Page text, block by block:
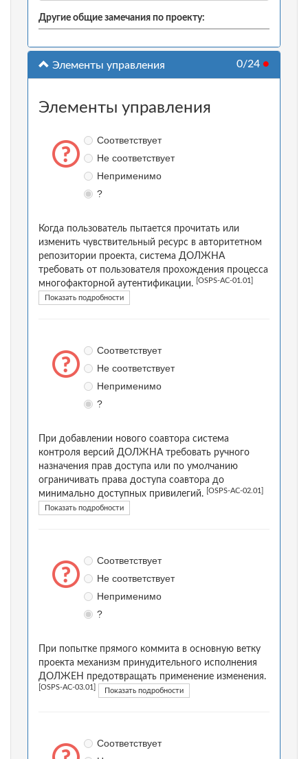
Другие общие замечания по проекту:
Элементы управления 0/24 ●
Элементы управления
Соответствует
Не соответствует
Неприменимо
?
Когда пользователь пытается прочитать или
изменить чувствительный ресурс в авторитетном
репозитории проекта, система ДОЛЖНА
требовать от пользователя прохождения процесса
многофакторной аутентификации.
[OSPS-AC-01.01]
Показать подробности
Соответствует
Не соответствует
Неприменимо
?
При добавлении нового соавтора система
контроля версий ДОЛЖНА требовать ручного
назначения прав доступа или по умолчанию
ограничивать права доступа соавтора до
минимально доступных привилегий.
[OSPS-AC-02.01]
Показать подробности
Соответствует
Не соответствует
Неприменимо
?
При попытке прямого коммита в основную ветку
проекта механизм принудительного исполнения
ДОЛЖЕН предотвращать применение изменения.
[OSPS-AC-03.01] Показать подробности
Соответствует